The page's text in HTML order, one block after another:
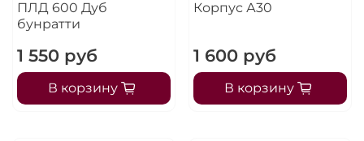
ПЛД 600 Дуб
бунратти
1 550 руб
В корзину
Корпус А30
1 600 руб
В корзину